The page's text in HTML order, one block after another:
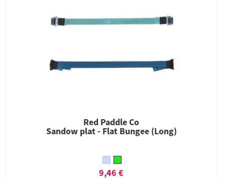
Red Paddle Co
Sandow plat - Flat Bungee (Long)
9,46 €